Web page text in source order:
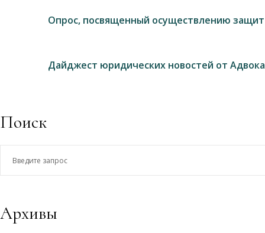
Опрос, посвященный осуществлению
Дайджест юридических новостей от
Поиск
Архивы